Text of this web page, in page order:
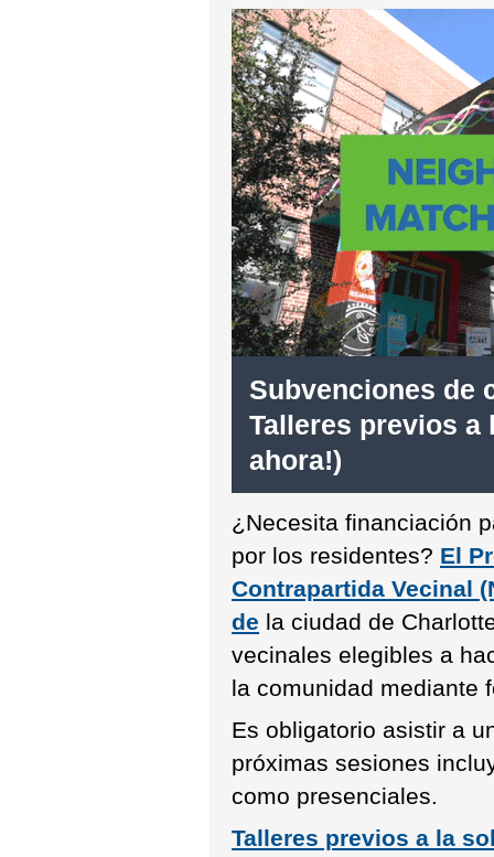
Subvenciones de
Talleres previos a
ahora!)
¿Necesita financiación
por los residentes? El
Contrapartida Vecinal
de la ciudad de
vecinales elegibles a
la comunidad mediante
Es obligatorio asistir a
próximas sesiones
como presenciales.
Talleres previos a la